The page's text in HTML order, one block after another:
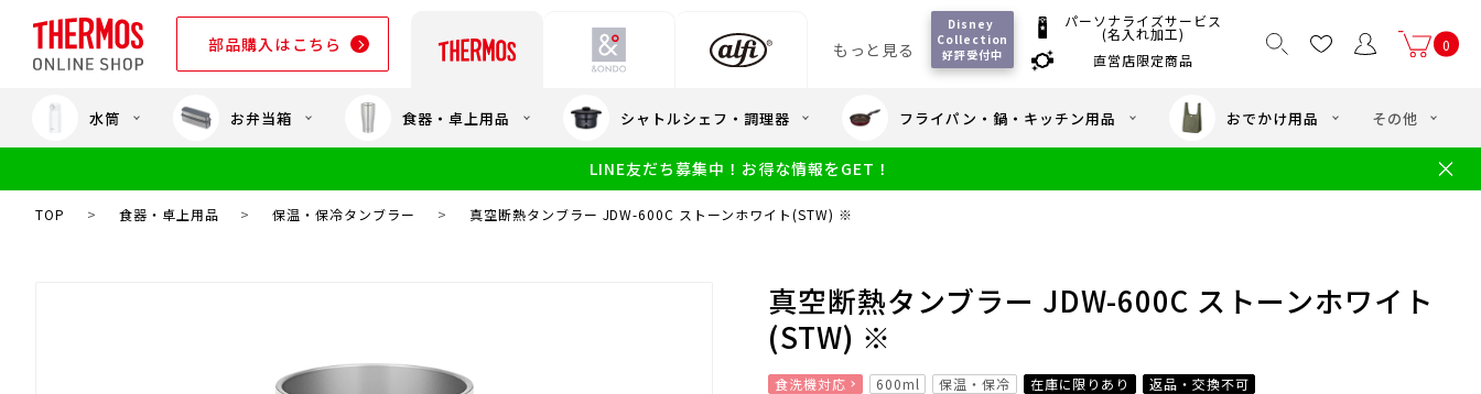
部品購入はこちら もっと見る
以上送料無料
サーモスのeギフト
ギフトのご案内
Disney
Collection
好評受付中
パーソナライズサービス
(名入れ加工)
直営店限定商品
部品購入はこちら
食洗機対応 幼児・園児向け水筒
小学生 中・高学年向け水筒
0
水筒 お弁当箱 食器・卓上用品 シャトルシェフ・調理器 フライパン・鍋・キッチン用品 おでかけ用品 その他
LINE友だち募集中！お得な情報をGET！
TOP > 食器・卓上用品 > 保温・保冷タンブラー > 真空断熱タンブラー JDW-600C ストーンホワイト(STW) ※
真空断熱タンブラー JDW-600C ストーンホワイト
(STW) ※
食洗機対応 600ml 保温・保冷 在庫に限りあり 返品・交換不可